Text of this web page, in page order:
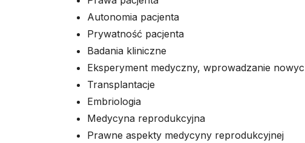
Autonomia pacjenta
Prywatność pacjenta
Badania kliniczne
Eksperyment medyczny, wprowadzanie
Transplantacje
Embriologia
Medycyna reprodukcyjna
Prawne aspekty medycyny reprodukcyjnej